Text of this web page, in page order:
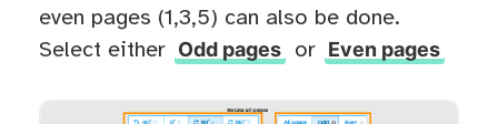
even pages (1,3,5) can also be done.
Select either Odd pages or Even pages